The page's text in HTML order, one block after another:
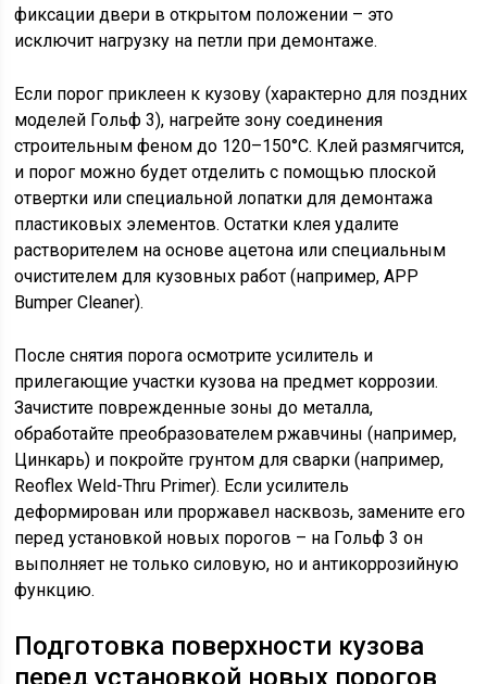
фиксации двери в открытом положении – это
исключит нагрузку на петли при демонтаже.
Если порог приклеен к кузову (характерно для поздних
моделей Гольф 3), нагрейте зону соединения
строительным феном до 120–150°C. Клей размягчится,
и порог можно будет отделить с помощью плоской
отвертки или специальной лопатки для демонтажа
пластиковых элементов. Остатки клея удалите
растворителем на основе ацетона или специальным
очистителем для кузовных работ (например, APP
Bumper Cleaner).
После снятия порога осмотрите усилитель и
прилегающие участки кузова на предмет коррозии.
Зачистите поврежденные зоны до металла,
обработайте преобразователем ржавчины (например,
Цинкарь) и покройте грунтом для сварки (например,
Reoflex Weld-Thru Primer). Если усилитель
деформирован или проржавел насквозь, замените его
перед установкой новых порогов – на Гольф 3 он
выполняет не только силовую, но и антикоррозийную
функцию.
Подготовка поверхности кузова
перед установкой новых порогов